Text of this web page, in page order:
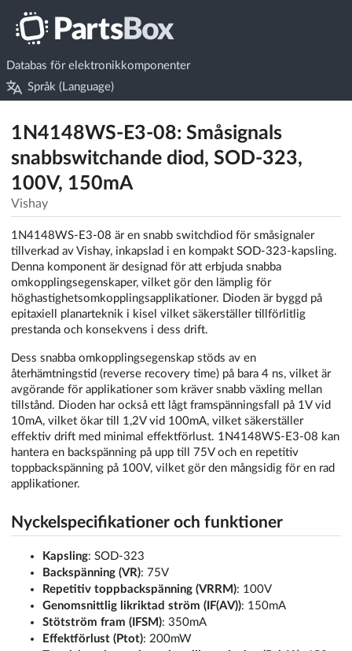
Databas för elektronikkomponenter
Språk (Language)
1N4148WS-E3-08: Småsignals
snabbswitchande diod, SOD-323,
100V, 150mA
Vishay
1N4148WS-E3-08 är en snabb switchdiod för småsignaler
tillverkad av Vishay, inkapslad i en kompakt SOD-323-kapsling.
Denna komponent är designad för att erbjuda snabba
omkopplingsegenskaper, vilket gör den lämplig för
höghastighetsomkopplingsapplikationer. Dioden är byggd på
epitaxiell planarteknik i kisel vilket säkerställer tillförlitlig
prestanda och konsekvens i dess drift.
Dess snabba omkopplingsegenskap stöds av en
återhämtningstid (reverse recovery time) på bara 4 ns, vilket är
avgörande för applikationer som kräver snabb växling mellan
tillstånd. Dioden har också ett lågt framspänningsfall på 1V vid
10mA, vilket ökar till 1,2V vid 100mA, vilket säkerställer
effektiv drift med minimal effektförlust. 1N4148WS-E3-08 kan
hantera en backspänning på upp till 75V och en repetitiv
toppbackspänning på 100V, vilket gör den mångsidig för en rad
applikationer.
Nyckelspecifikationer och funktioner
Kapsling: SOD-323
Backspänning (VR): 75V
Repetitiv toppbackspänning (VRRM): 100V
Genomsnittlig likriktad ström (IF(AV)): 150mA
Stötström fram (IFSM): 350mA
Effektförlust (Ptot): 200mW